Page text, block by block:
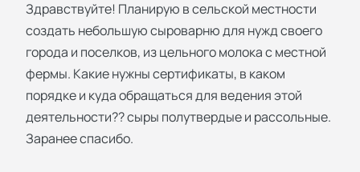
Здравствуйте! Планирую в сельской местности
создать небольшую сыроварню для нужд своего
города и поселков, из цельного молока с местной
фермы. Какие нужны сертификаты, в каком
порядке и куда обращаться для ведения этой
деятельности?? сыры полутвердые и рассольные.
Заранее спасибо.